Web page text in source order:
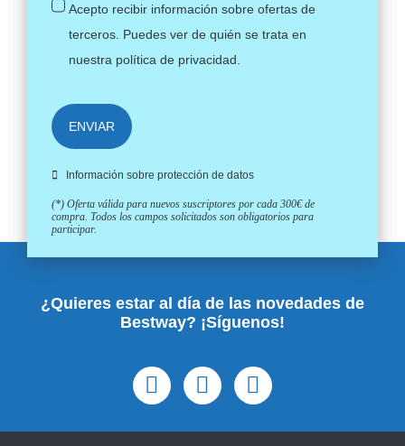
Acepto recibir información sobre ofertas de
terceros. Puedes ver de quién se trata en
nuestra política de privacidad
ENVIAR
Información sobre protección de datos
(*) Oferta válida para nuevos suscriptores por cada 300€ de
compra. Todos los campos solicitados son obligatorios para
participar.
¿Quieres estar al día de las novedades de
Bestway? ¡Síguenos!